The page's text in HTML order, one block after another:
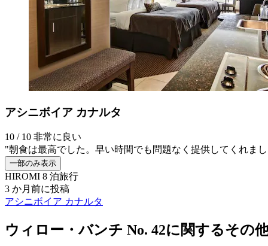
アシニボイア カナルタ
10 / 10 非常に良い
"朝食は最高でした。早い時間でも問題なく提供してくれま
一部のみ表示
HIROMI 8 泊旅行
3 か月前に投稿
アシニボイア カナルタ
ウィロー・バンチ No. 42に関するその